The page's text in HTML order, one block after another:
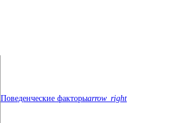
Поведенческие факторыarrow_right